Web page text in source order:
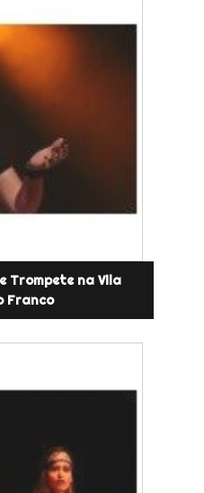
Trompete na Vila
Franco